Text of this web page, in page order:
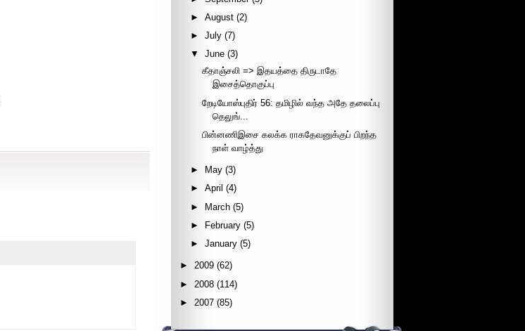
►August (2)
►July (7)
▼
June (3)
கீதாஞ்சலி => இதயத்தை திருடாதே
இசைத்தொகுப்பு
றேடியோஸ்புதிர் 56: தமிழில் வந்த அதே தலைப்பு
தெலுங்...
பின்னணிஇசை கலக்க ராகதேவனுக்குப் பிறந்த
நாள் வாழ்த்து
► May (3)
►April (4)
► March (5)
►
February (5)
►January (5)
► 2009 (62)
► 2008 (114)
► 2007 (85)